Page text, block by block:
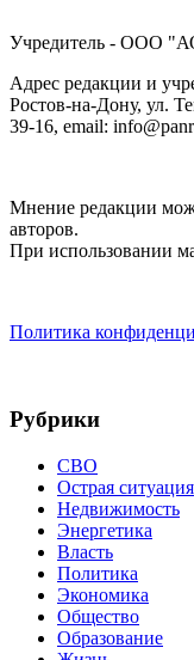
Учредитель - ООО
Адрес редакции и
Ростов-на-Дону, ул.
39-16, email:
Мнение редакции
авторов.
При использовании
Политика
Рубрики
СВО
Острая ситуация
Недвижимость
Энергетика
Власть
Политика
Экономика
Общество
Образование